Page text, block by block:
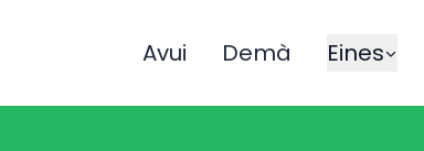
Avui Demà Eines